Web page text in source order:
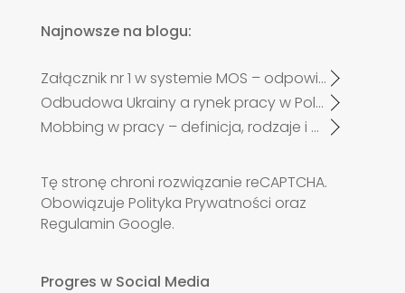
Najnowsze na blogu:
Załącznik nr 1 w systemie MOS – odpowiadamy na najczęściej zadawane pytania pracodawców po zmianach od 27 kwietnia 2026 r.
Odbudowa Ukrainy a rynek pracy w Polsce. Czy zabraknie specjalistów?
Mobbing w pracy – definicja, rodzaje i przykłady
Tę stronę chroni rozwiązanie reCAPTCHA.
Obowiązuje Polityka Prywatności oraz
Regulamin Google.
Progres w Social Media